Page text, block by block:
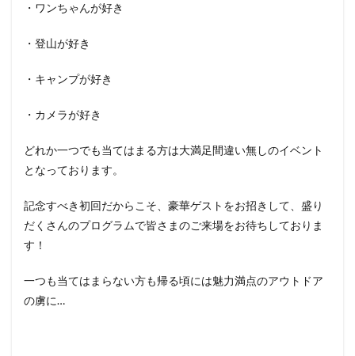
・ワンちゃんが好き
・登山が好き
・キャンプが好き
・カメラが好き
どれか一つでも当てはまる方は大満足間違い無しのイベント
となっております。
記念すべき初回だからこそ、豪華ゲストをお招きして、盛り
だくさんのプログラムで皆さまのご来場をお待ちしておりま
す！
一つも当てはまらない方も帰る頃には魅力満点のアウトドア
の虜に…